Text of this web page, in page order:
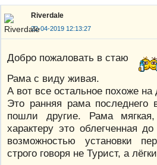
Riverdale
22-04-2019 12:13:27
Добро пожаловать в стаю
Рама с виду живая.
А вот все остальное похоже
Это ранняя рама последнего
пошли другие. Рама
характеру это облегченная
возможностью установки
строго говоря не Турист, а